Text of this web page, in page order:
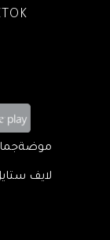
موضة
لايف